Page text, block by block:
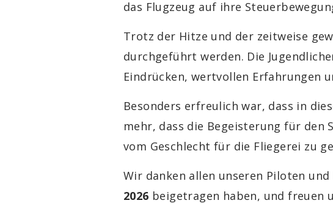
das Flugzeug auf ihre
Trotz der Hitze und der zeitweise
durchgeführt werden. Die
Eindrücken, wertvollen Erfahrungen
Besonders erfreulich war, dass in
mehr, dass die Begeisterung für den
vom Geschlecht für die Fliegerei zu
Wir danken allen unseren Piloten
2026 beigetragen haben, und freuen